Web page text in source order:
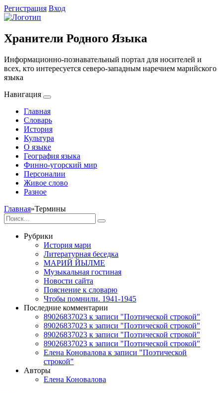
Регистрация Вход
Хранители Родного Языка
Информационно-познавательный портал для носителей и
всех, кто интересуется северо-западным наречием марийского
языка
Навигация
Главная
Словарь
История
Культура
О языке
География языка
Финно-угорский мир
Персоналии
Живое слово
Разное
Главная»Термины
Рубрики
История мари
Литературная беседка
МАРИЙ ЙЫЛМЕ
Музыкальная гостиная
Новости сайта
Пояснение к словарю
Чтобы помнили. 1941-1945
Последние комментарии
89026837023 к записи "Поэтической строкой"
89026837023 к записи "Поэтической строкой"
89026837023 к записи "Поэтической строкой"
89026837023 к записи "Поэтической строкой"
Елена Коновалова к записи "Поэтической
строкой"
Авторы
Елена Коновалова